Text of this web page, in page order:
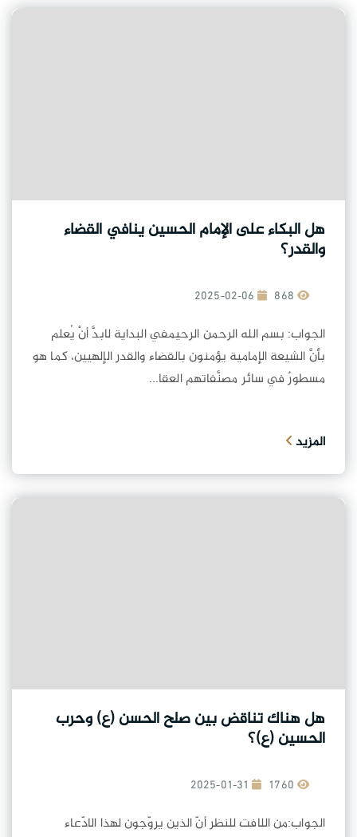
هل البكاء على الإمام الحسين ينافي القضاء
والقدر؟
2025-02-06
الجواب: بسم الله الرحمن الرحيمفي البداية لابدَّ أنْ يُعلم
بأنَّ الشيعة الإمامية يؤمنون بالقضاء والقدر الإلهيين، كما هو
مسطورٌ في سائر مصنَّفاتهم العقا...
المزيد
هل هناك تناقض بين صلح الحسن (ع) وحرب
الحسين (ع)؟
2025-01-31
الجواب:من اللافت للنظر أنّ الذين يروّجون لهذا الادّعاء